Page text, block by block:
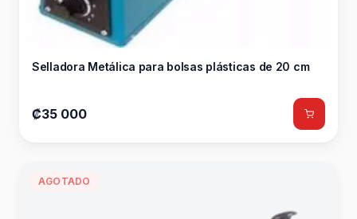
Selladora Metálica para bolsas plásticas de 20 cm
₡35 000
AGOTADO